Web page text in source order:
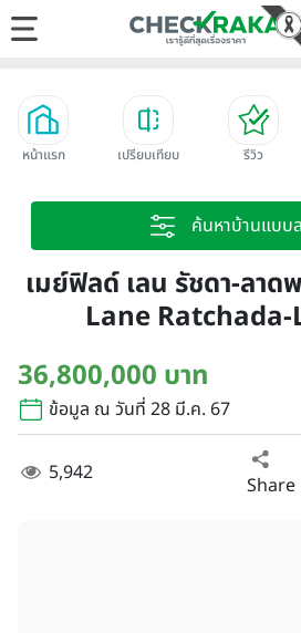
หน้าแรก เปรียบเทียบ รีวิว
ค้นหาบ้านแบบ
เมย์ฟิลด์ เลน รัชดา-ลา
Lane
36,800,000 บาท
ข้อมูล ณ วันที่ 28 มี.ค. 67
5,942 Share